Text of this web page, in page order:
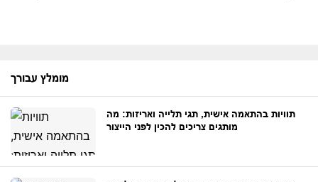
מומלץ עבורך
תוויות בהתאמה אישית, תגי תלייה ואריזות: מה
מותגים צריכים להכין לפני הייצור